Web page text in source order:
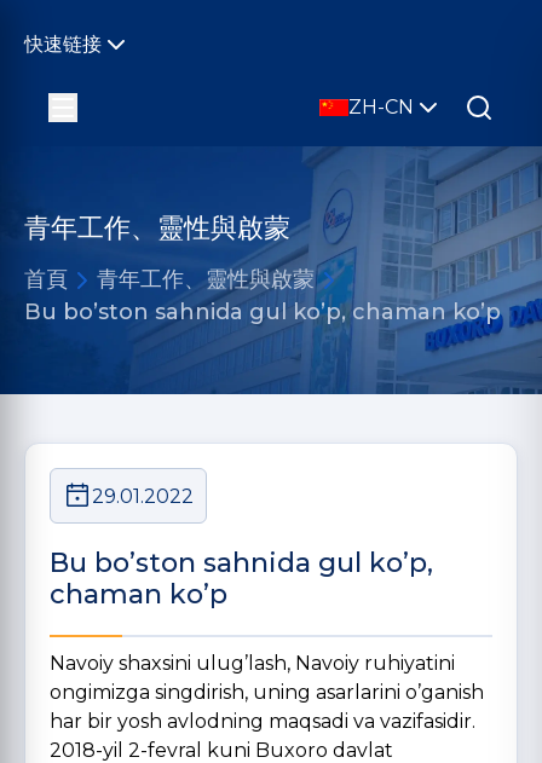
快速链接
ZH-CN
青年工作、靈性與啟蒙
首頁
青年工作、靈性與啟蒙
Bu bo’ston sahnida gul ko’p, chaman ko’p
29.01.2022
Bu bo’ston sahnida gul ko’p,
chaman ko’p
Navoiy shaxsini ulug’lash, Navoiy ruhiyatini
ongimizga singdirish, uning asarlarini o’ganish
har bir yosh avlodning maqsadi va vazifasidir.
2018-yil 2-fevral kuni Buxoro davlat